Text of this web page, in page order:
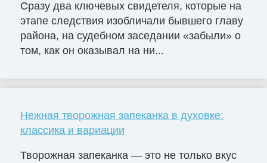
Сразу два ключевых свидетеля, которые на
этапе следствия изобличали бывшего главу
района, на судебном заседании «забыли» о
том, как он оказывал на ни...
Нежная творожная запеканка в духовке:
классика и вариации
Творожная запеканка — это не только вкус